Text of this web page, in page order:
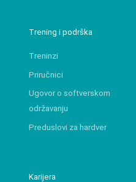
Trening i podrška
Treninzi
Priručnici
Ugovor o softverskom
održavanju
Preduslovi za hardver
Karijera